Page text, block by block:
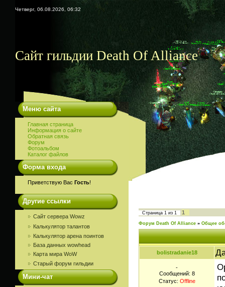
Четверг, 06.08.2026, 06:32
Сайт гильдии Death Of Alliance
Меню сайта
Главная страница
Информация о сайте
Обратная связь
Форум
Фотоальбом
Каталог файлов
Форма входа
Приветствую Вас Гость!
Другие ссылки
Сайт сервера Wowz
Калькулятор талантов
Калькулятор арена поинтов
База данных wowhead
Карта мира WoW
Старый форум гильдии
Мини-чат
Страница 1 из 1 1
Форум Death Of Alliance » Общее
bolistradanie18
-
Сообщений: 8
Статус: Offline